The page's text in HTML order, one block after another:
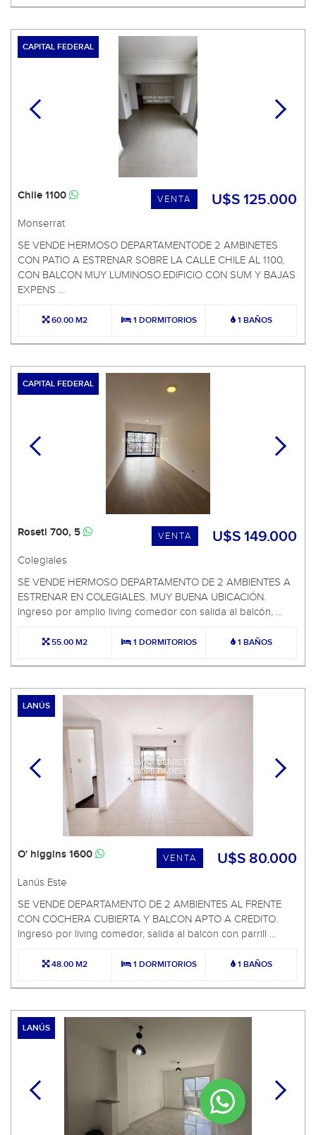
CAPITAL FEDERAL
U$S 125.000
VENTA
Chile 1100
Monserrat
SE VENDE HERMOSO DEPARTAMENTODE 2 AMBINETES
CON PATIO A ESTRENAR SOBRE LA CALLE CHILE AL 1100,
CON BALCON MUY LUMINOSO.EDIFICIO CON SUM Y BAJAS
EXPENS ...
60.00 M2 1 DORMITORIOS 1 BAÑOS
CAPITAL FEDERAL
U$S 149.000
VENTA
Roseti 700, 5
Colegiales
SE VENDE HERMOSO DEPARTAMENTO DE 2 AMBIENTES A
ESTRENAR EN COLEGIALES. MUY BUENA UBICACIÓN.
Ingreso por amplio living comedor con salida al balcón, ...
55.00 M2 1 DORMITORIOS 1 BAÑOS
LANÚS
U$S 80.000
VENTA
O' higgins 1600
Lanús Este
SE VENDE DEPARTAMENTO DE 2 AMBIENTES AL FRENTE
CON COCHERA CUBIERTA Y BALCON APTO A CREDITO.
Ingreso por living comedor, salida al balcon con parrill ...
48.00 M2 1 DORMITORIOS 1 BAÑOS
LANÚS